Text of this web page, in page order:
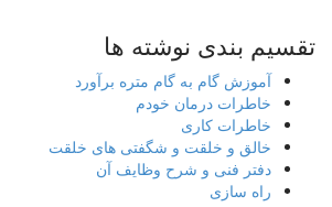
تقسیم بندی نوشته ها
آموزش گام به گام متره برآورد
خاطرات درمان خودم
خاطرات کاری
خالق و خلقت و شگفتی های خلقت
دفتر فنی و شرح وظایف آن
راه سازی